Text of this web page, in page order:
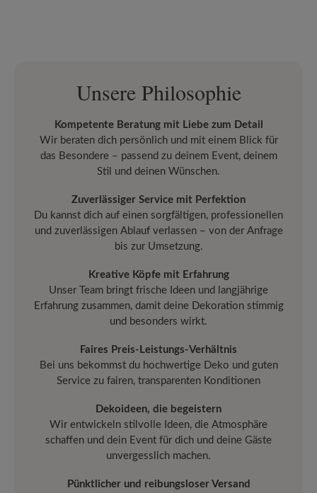
Unsere Philosophie
Kompetente Beratung mit Liebe zum Detail
Wir beraten dich persönlich und mit einem Blick für
das Besondere – passend zu deinem Event, deinem
Stil und deinen Wünschen.
Zuverlässiger Service mit Perfektion
Du kannst dich auf einen sorgfältigen, professionellen
und zuverlässigen Ablauf verlassen – von der Anfrage
bis zur Umsetzung.
Kreative Köpfe mit Erfahrung
Unser Team bringt frische Ideen und langjährige
Erfahrung zusammen, damit deine Dekoration stimmig
und besonders wirkt.
Faires Preis-Leistungs-Verhältnis
Bei uns bekommst du hochwertige Deko und guten
Service zu fairen, transparenten Konditionen
Dekoideen, die begeistern
Wir entwickeln stilvolle Ideen, die Atmosphäre
schaffen und dein Event für dich und deine Gäste
unvergesslich machen.
Pünktlicher und reibungsloser Versand